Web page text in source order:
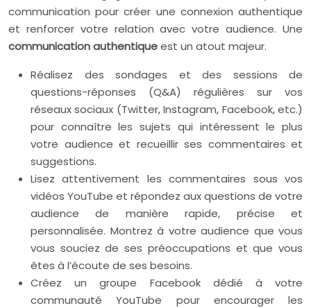
communication pour créer une connexion authentique
et renforcer votre relation avec votre audience. Une
communication authentiqueest un atout majeur.
Réalisez des sondages et des sessions de
questions-réponses (Q&A) régulières sur vos
réseaux sociaux (Twitter, Instagram, Facebook, etc.)
pour connaître les sujets qui intéressent le plus
votre audience et recueillir ses commentaires et
suggestions.
Lisez attentivement les commentaires sous vos
vidéos YouTube et répondez aux questions de votre
audience de manière rapide, précise et
personnalisée. Montrez à votre audience que vous
vous souciez de ses préoccupations et que vous
êtes à l’écoute de ses besoins.
Créez un groupe Facebook dédié à votre
communauté YouTube pour encourager les